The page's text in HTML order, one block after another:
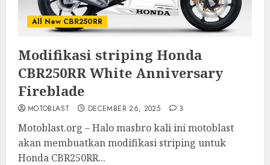
All New CBR250RR
Modifikasi striping Honda
CBR250RR White Anniversary
Fireblade
MOTOBLAST DECEMBER 26, 2025 3
Motoblast.org – Halo masbro kali ini motoblast
akan membuatkan modifikasi striping untuk
Honda CBR250RR...